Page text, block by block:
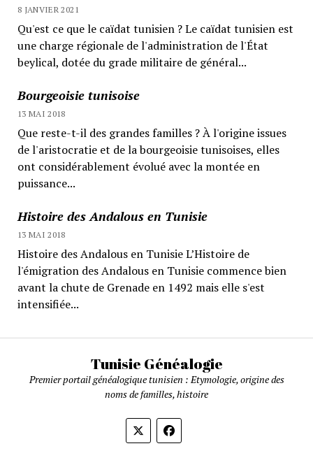
8 JANVIER 2021
Qu'est ce que le caïdat tunisien ? Le caïdat tunisien est
une charge régionale de l'administration de l'État
beylical, dotée du grade militaire de général...
Bourgeoisie tunisoise
13 MAI 2018
Que reste-t-il des grandes familles ? À l'origine issues
de l'aristocratie et de la bourgeoisie tunisoises, elles
ont considérablement évolué avec la montée en
puissance...
Histoire des Andalous en Tunisie
13 MAI 2018
Histoire des Andalous en Tunisie L’Histoire de
l'émigration des Andalous en Tunisie commence bien
avant la chute de Grenade en 1492 mais elle s'est
intensifiée...
Tunisie Généalogie
Premier portail généalogique tunisien : Etymologie, origine des
noms de familles, histoire